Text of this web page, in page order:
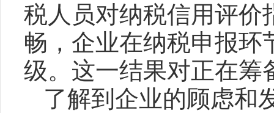
税人员对纳税信用评价
畅，企业在纳税申报环
级。这一结果对正在筹
了解到企业的顾虑和